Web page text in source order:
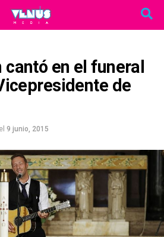
en el funeral
de
el 9 junio, 2015